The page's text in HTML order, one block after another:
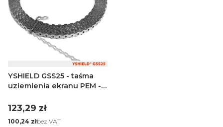
YSHIELD GSS25 - taśma
uziemienia ekranu PEM -
Cena
123,29 zł
Cena
100,24 złbez VAT